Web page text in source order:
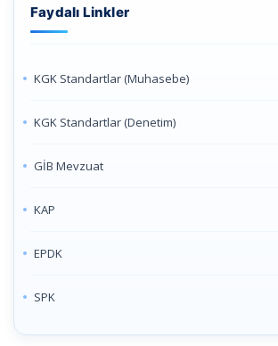
Faydalı Linkler
KGK Standartlar (Muhasebe)
KGK Standartlar (Denetim)
GİB Mevzuat
KAP
EPDK
SPK